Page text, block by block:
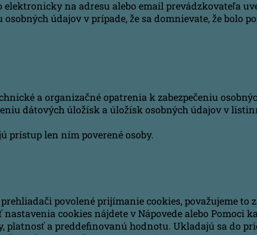
elektronicky na adresu alebo email prevádzkovateľa
údajov v prípade, že sa domnievate, že bolo
a organizačné opatrenia k zabezpečeniu
dátových úložísk a úložísk osobných údajov v
prístup len ním poverené osoby.
povolené prijímanie cookies, považujeme to
cookies nájdete v Nápovede alebo Pomoci
platnosť a preddefinovanú hodnotu. Ukladajú sa do